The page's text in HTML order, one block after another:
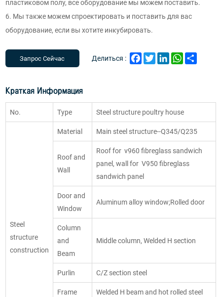
пластиковом полу, все оборудование мы можем поставить.
6. Мы также можем спроектировать и поставить для вас
оборудование, если вы хотите инкубировать.
Запрос Сейчас Делиться : FacebookTwitterLinkedInWhatsApp
Краткая Информация
No. Type Steel structure poultry house
Steel
structure
construction
Material Main steel structure--Q345/Q235
Roof and
Wall
Roof for v960 fibreglass sandwich
panel, wall for V950 fibreglass
sandwich panel
Door and
Window
Aluminum alloy window;Rolled door
Column
and
Beam
Middle column, Welded H section
Purlin C/Z section steel
Frame Welded H beam and hot rolled steel